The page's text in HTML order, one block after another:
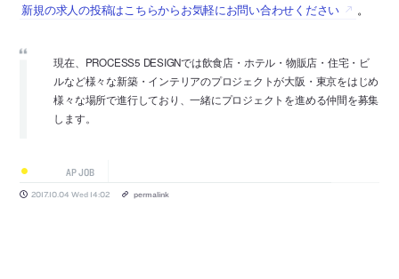
新規の求人の投稿はこちらからお気軽にお問い合わせください
。
現在、PROCESS5 DESIGNでは飲食店・ホテル・物販店・住宅・ビ
ルなど様々な新築・インテリアのプロジェクトが大阪・東京をはじめ
様々な場所で進行しており、一緒にプロジェクトを進める仲間を募集
します。
AP JOB
2017.10.04 Wed 14:02 permalink